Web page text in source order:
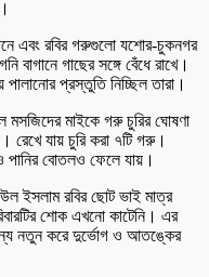
এবং রবির গরুগুলো যশোর-চুকনগর
গাছের সঙ্গে বেঁধে রাখে।
প্রস্তুতি নিচ্ছিল তারা।
মসজিদের মাইকে গরু চুরির ঘোষণা
রেখে যায় চুরি করা ৭টি গরু।
পানির বোতলও ফেলে যায়।
ইসলাম রবির ছোট ভাই মাত্র
শোক এখনো কাটেনি। এর
নতুন করে দুর্ভোগ ও আতঙ্কের